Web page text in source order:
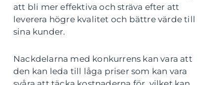
att bli mer effektiva och sträva efter att
leverera högre kvalitet och bättre värde till
sina kunder.
Nackdelarna med konkurrens kan vara att
den kan leda till låga priser som kan vara